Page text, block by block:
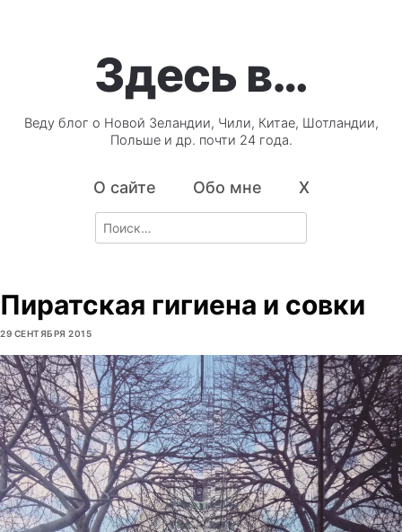
Здесь в…
Веду блог о Новой Зеландии, Чили, Китае, Шотландии,
Польше и др. почти 24 года.
О сайте Обо мне X
Search
for:
Пиратская гигиена и совки
29 СЕНТЯБРЯ 2015